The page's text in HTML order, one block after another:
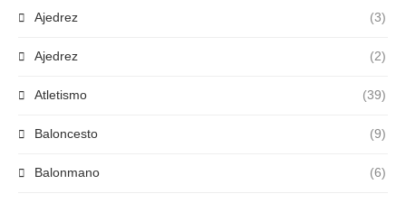
Ajedrez (3)
Ajedrez (2)
Atletismo (39)
Baloncesto (9)
Balonmano (6)